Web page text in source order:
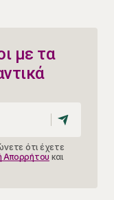
με τα
ότι έχετε
Απορρήτου και